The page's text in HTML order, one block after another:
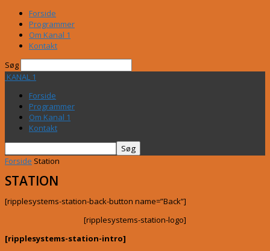
Forside
Programmer
Om Kanal 1
Kontakt
Søg
KANAL 1
Forside
Programmer
Om Kanal 1
Kontakt
Forside Station
STATION
[ripplesystems-station-back-button name=”Back”]
[ripplesystems-station-logo]
[ripplesystems-station-intro]